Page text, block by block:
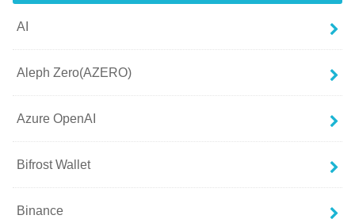
AI
Aleph Zero(AZERO)
Azure OpenAI
Bifrost Wallet
Binance